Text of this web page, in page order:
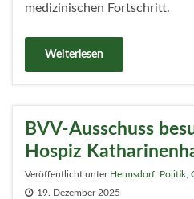
medizinischen Fortschritt.
Weiterlesen
BVV-Ausschuss
Hospiz
Veröffentlicht unter Hermsdorf Politik
19. Dezember 2025